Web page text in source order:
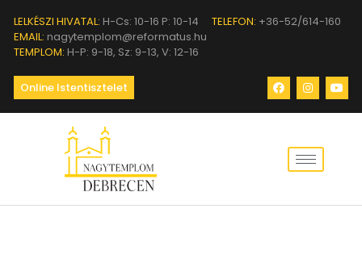
LELKÉSZI HIVATAL: H-Cs: 10-16 P: 10-14 TELEFON: +36-52/614-160
EMAIL: nagytemplom@reformatus.hu
TEMPLOM: H-P: 9-18, Sz: 9-13, V: 12-16
Online Istentisztelet